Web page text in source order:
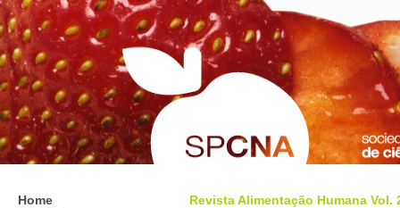
Home
Revista Alimentação Humana Vol.